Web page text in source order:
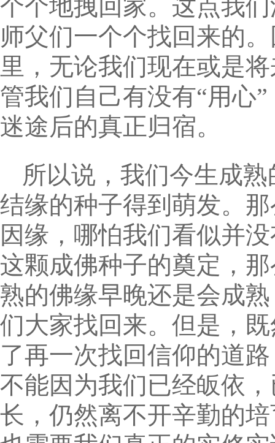
个个地拽回家。这点我
师父们一个个找回来的
里，无论我们现在或是
管我们自己有没有“用心
迷途后的真正归宿。
所以说，我们今生成
结缘的种子得到萌发。
因缘，哪怕我们看似并
这颗成佛种子的奠定，
熟的佛缘早晚还是会成
们大家找回来。但是，
了再一次找回信仰的道
不能因为我们已经皈依
长，仍然离不开辛勤的